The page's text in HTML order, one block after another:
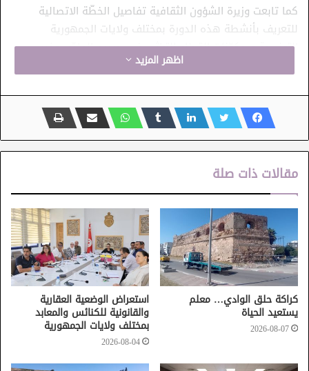
كما تابعت وزيرة الشؤون الثقافية تفاصيل الخطّة الاتصالية
للتعريف بأنشطة هذه الدورة بمختلف ولايات الجمهورية
التونسية وبمكوّنات القطاع التراثي في بعديه المادّي وغير
وبهذه المناسبة، ثمّنت السيدة أمينة الصّرارفي مجهودات كلّ
المتدخّلين في تنظيم هذه التظاهرة من إدارة مركزية ومؤسسات
تُعنى بقطاع التراث وراجعة بالنّظر لوزارة الشؤون الثقافية، إلى
جانب الجماعات المحلّية وهياكل المجتمع المدني بمختلف
الجهات، موضحة أن شهر التراث هو من أهمّ المحطّات الرئيسية
ضمن الأنشطة الثقافية السنوية التي تنظّمها الوزارة وهو فرصة
لجلب أنظار العالم إليه ولإعادة التفكير في آليات جديدة
لاستثماره وجعله قاطرة للتنمية الاقتصادية.
ودعت السيدة الوزيرة إلى توظيف كلّ الفنون السمعية والبصرية
وجعلها جسرا يربط بين الماضي والحاضر مع المحافظة على
الأصالة والجوهر الثقافي.
اظهر المزيد
مقالات ذات صلة
كراكة حلق الوادي… معلم
يستعيد الحياة
2026-08-07
استعراض الوضعية العقارية
والقانونية للكنائس والمعابد
بمختلف ولايات الجمهورية
2026-08-04